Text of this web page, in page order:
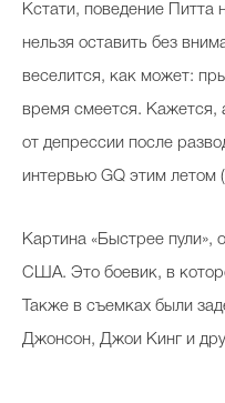
Кстати, поведение
нельзя оставить без
веселится, как может:
время смеется. Кажется,
от депрессии после
интервью GQ этим летом
Картина «Быстрее
США. Это боевик, в
Также в съемках были
Джонсон, Джои Кинг и